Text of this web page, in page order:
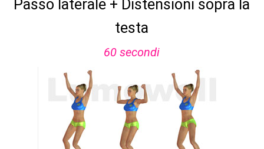
Passo laterale + Distensioni sopra la
testa
60 secondi